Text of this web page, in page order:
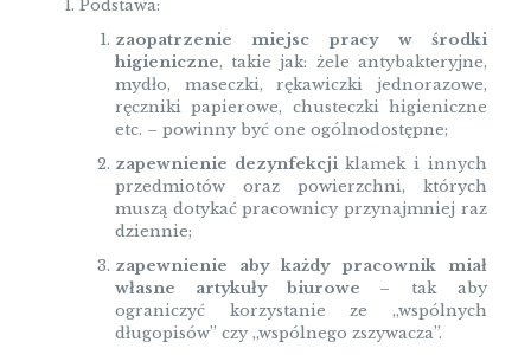
Podstawa:
zaopatrzenie miejsc pracy w środki
higieniczne, takie jak: żele antybakteryjne,
mydło, maseczki, rękawiczki jednorazowe,
ręczniki papierowe, chusteczki higieniczne
etc. – powinny być one ogólnodostępne;
zapewnienie dezynfekcjiklamek i innych
przedmiotów oraz powierzchni, których
muszą dotykać pracownicy przynajmniej raz
dziennie;
zapewnienie aby każdy pracownik miał
własne artykuły biurowe – tak aby
ograniczyć korzystanie ze „wspólnych
długopisów” czy „wspólnego zszywacza”.